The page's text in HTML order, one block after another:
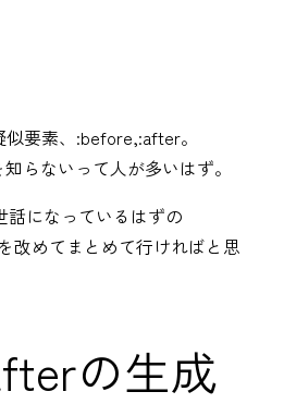
要素、:before,:after。
らないって人が多いはず。
話になっているはずの
改めてまとめて行ければと思
の生成